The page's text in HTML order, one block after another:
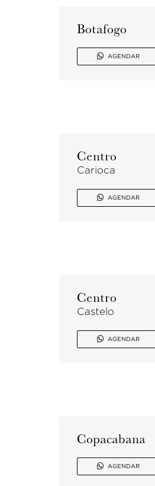
Botafogo
 AGENDAR
Centro
Carioca
 AGENDAR
Centro
Castelo
 AGENDAR
Copacabana
 AGENDAR